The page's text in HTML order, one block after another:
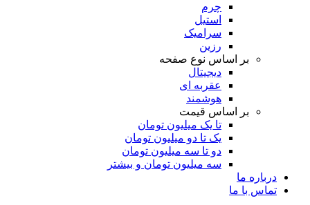
چرم
استیل
سرامیک
رزین
بر اساس نوع صفحه
دیجیتال
عقربه ای
هوشمند
بر اساس قیمت
تا یک میلیون تومان
یک تا دو میلیون تومان
دو تا سه میلیون تومان
سه میلیون تومان و بیشتر
درباره ما
تماس با ما